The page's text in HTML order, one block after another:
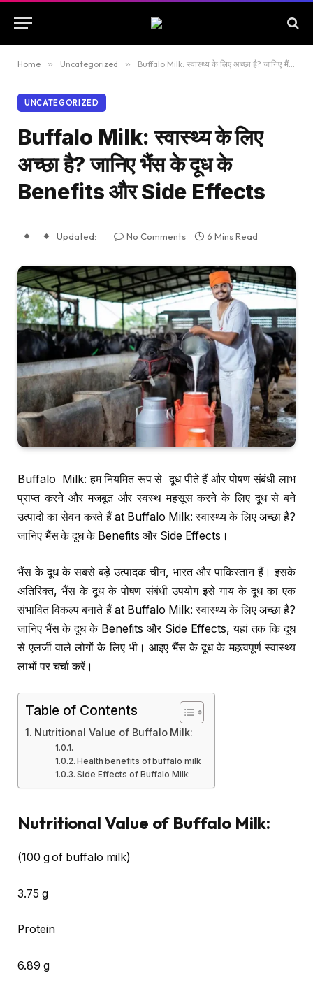
Home » Uncategorized » Buffalo Milk: स्वास्थ्य के लिए अच्छा है? जानिए भैंस के दूध के Benefits और Side Effects
UNCATEGORIZED
Buffalo Milk: स्वास्थ्य के लिए
अच्छा है? जानिए भैंस के दूध के
Benefits और Side Effects
Updated: No Comments 6 Mins Read
Buffalo Milk: हम नियमित रूप से दूध पीते हैं और पोषण संबंधी लाभ
प्राप्त करने और मजबूत और स्वस्थ महसूस करने के लिए दूध से बने
उत्पादों का सेवन करते हैं at Buffalo Milk: स्वास्थ्य के लिए अच्छा है?
जानिए भैंस के दूध के Benefits और Side Effects।
भैंस के दूध के सबसे बड़े उत्पादक चीन, भारत और पाकिस्तान हैं। इसके
अतिरिक्त, भैंस के दूध के पोषण संबंधी उपयोग इसे गाय के दूध का एक
संभावित विकल्प बनाते हैं at Buffalo Milk: स्वास्थ्य के लिए अच्छा है?
जानिए भैंस के दूध के Benefits और Side Effects, यहां तक कि दूध
से एलर्जी वाले लोगों के लिए भी। आइए भैंस के दूध के महत्वपूर्ण स्वास्थ्य
लाभों पर चर्चा करें।
Table of Contents
Nutritional Value of Buffalo Milk:
Health benefits of buffalo milk
Side Effects of Buffalo Milk:
Nutritional Value of Buffalo Milk:
(100 g of buffalo milk)
3.75 g
Protein
6.89 g